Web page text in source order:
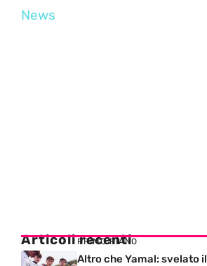
News
Articoli recenti
PRIMO PIANO
Altro che Yamal: svelato il